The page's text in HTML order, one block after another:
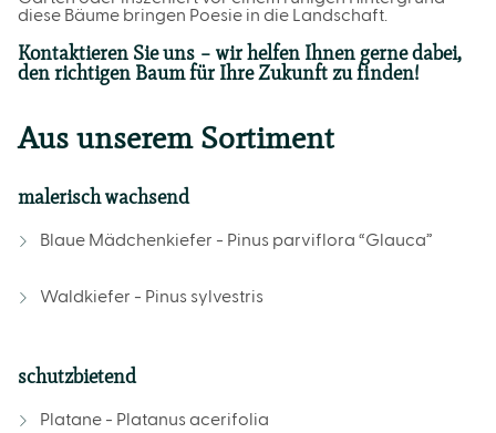
diese Bäume bringen Poesie in die Landschaft.
Kontaktieren Sie uns – wir helfen Ihnen gerne dabei,
den richtigen Baum für Ihre Zukunft zu finden!
Aus unserem Sortiment
malerisch wachsend
Blaue Mädchenkiefer - Pinus parviflora “Glauca”
Waldkiefer - Pinus sylvestris
schutzbietend
Platane - Platanus acerifolia